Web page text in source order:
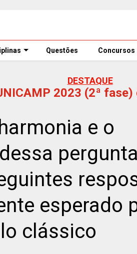
Questões Concursos
DESTAQUE
2023 (2ª
e o
pergunta
esperado
clássico